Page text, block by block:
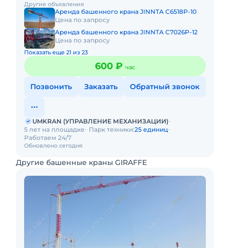
силами д
Другие объявления
Аренда башенного крана JINNTA C6518P-10
Цена по запросу
Аренда башенного крана JINNTA C7026P-12
Цена по запросу
Показать еще 21 из 23
600 ₽ час
Позвонить Заказать Обратный звонок
Обновлено сегодня
UMKRAN (УПРАВЛЕНИЕ МЕХАНИЗАЦИИ)
5 лет на площадке
Парк техники:25 единиц
Работаем 24/7
Другие башенные краны GIRAFFE